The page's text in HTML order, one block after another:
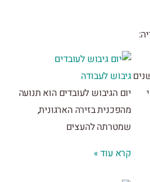
גיבוש לעבודה
יום הגיבוש לעובדים הוא תנועה
מהפכנית בזירה הארגונית,
שמטרתה להעצים
קרא עוד »